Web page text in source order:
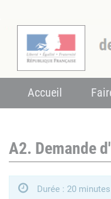
Accueil
A2. Demande
Durée : 20 minutes